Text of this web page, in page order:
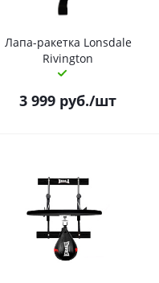
Лапа-ракетка Lonsdale
Rivington
3 999 руб./шт